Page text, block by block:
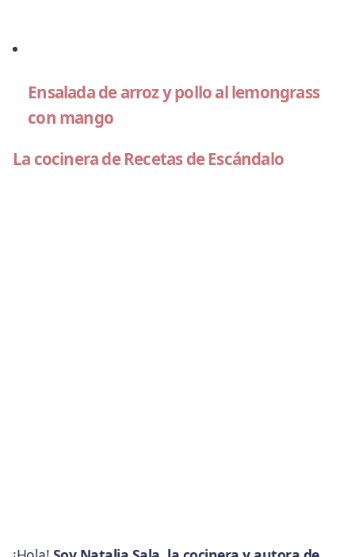
Ensalada de arroz y pollo al lemongrass
con mango
La cocinera de Recetas de Escándalo